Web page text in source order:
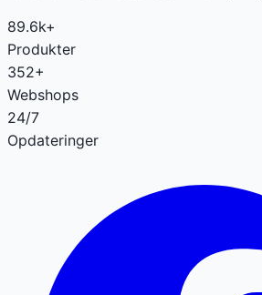
89.6k+
Produkter
352+
Webshops
24/7
Opdateringer